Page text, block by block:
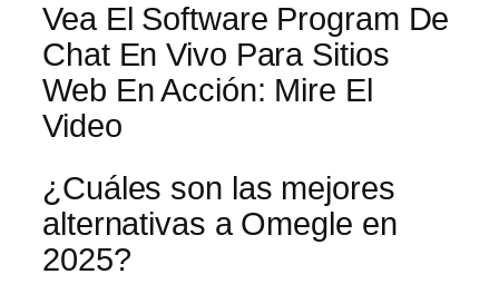
Vea El Software Program De
Chat En Vivo Para Sitios
Web En Acción: Mire El
Video
¿Cuáles son las mejores
alternativas a Omegle en
2025?